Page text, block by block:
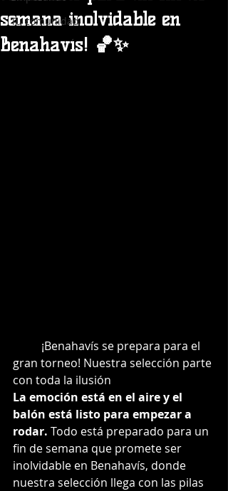
Tu comunidad
semana inolvidable en
Benahavís! 🏀✨
gran torneo! Nuestra selección parte
con toda la ilusión
La emoción está en el aire y el
balón está listo para empezar a
rodar. Todo está preparado para un
fin de semana que promete ser
inolvidable en Benahavís, donde
nuestra selección llega con las pilas